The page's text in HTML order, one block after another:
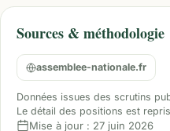
Sources & méthodologie
assemblee-nationale.fr
Données issues des scrutins
Le détail des positions est
Mise à jour : 27 juin 2026